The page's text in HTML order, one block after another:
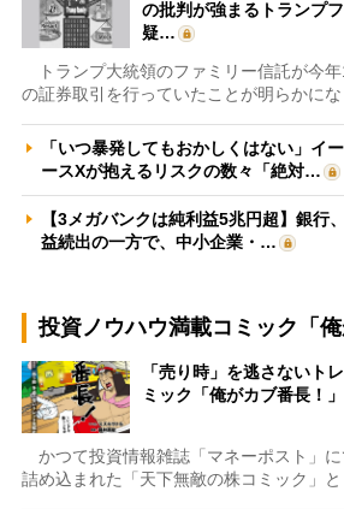
の批判が強まるトランプ
疑…
トランプ大統領のファミリー信託が今
の証券取引を行っていたことが明らかにな
「いつ暴発してもおかしくはない」イ
ースXが抱えるリスクの数々「絶対…
【3メガバンクは純利益5兆円超】銀行
益続出の一方で、中小企業・…
投資ノウハウ満載コミック「俺
「売り時」を逃さないト
ミック「俺がカブ番長！」
かつて投資情報雑誌「マネーポスト」
詰め込まれた「天下無敵の株コミック」と